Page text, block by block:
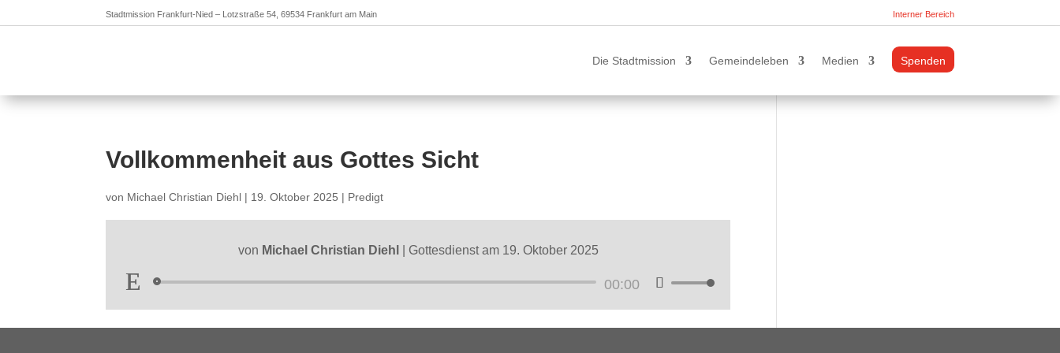
Stadtmission Frankfurt-Nied – Lotzstraße 54, 69534 Frankfurt am Main Interner Bereich
Die Stadtmission Gemeindeleben Medien Spenden
Vollkommenheit aus Gottes Sicht
von Michael Christian Diehl | 19. Oktober 2025 | Predigt
von Michael Christian Diehl Gottesdienst am 19. Oktober 2025
Audio-
00:00
Pfeiltasten
benutzen,